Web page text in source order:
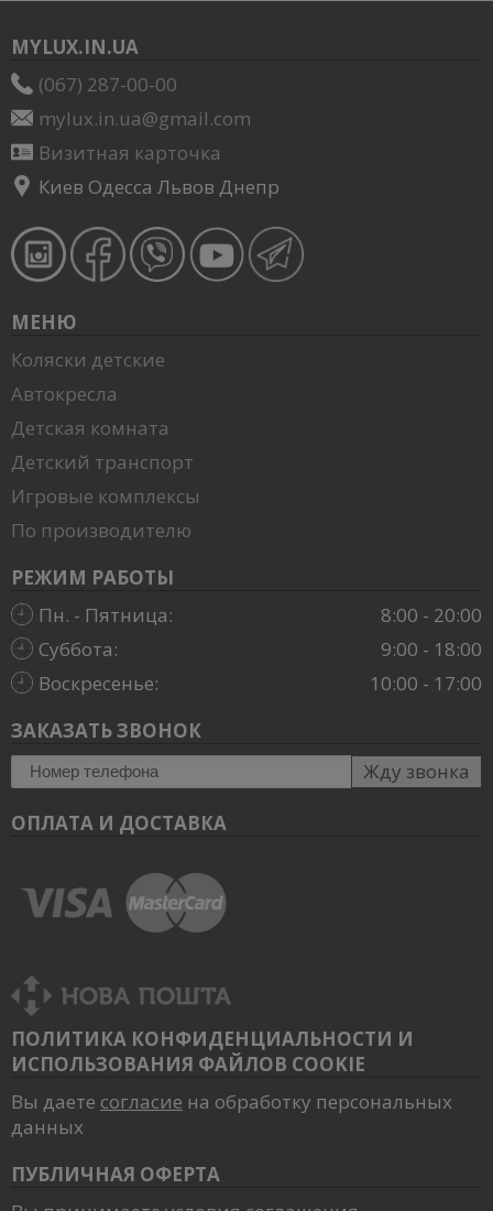
MYLUX.IN.UA
(067) 287-00-00
mylux.in.ua@gmail.com
Визитная карточка
Киев Одесса Львов Днепр
МЕНЮ
Коляски детские
Автокресла
Детская комната
Детский транспорт
Игровые комплексы
По производителю
РЕЖИМ РАБОТЫ
Пн. - Пятница:
8:00 - 20:00
Суббота:
9:00 - 18:00
Воскресенье:
10:00 - 17:00
ЗАКАЗАТЬ ЗВОНОК
Жду звонка
ОПЛАТА И ДОСТАВКА
ПОЛИТИКА КОНФИДЕНЦИАЛЬНОСТИ И
ИСПОЛЬЗОВАНИЯ ФАЙЛОВ COOKIE
Вы даете согласие на обработку персональных
данных
ПУБЛИЧНАЯ ОФЕРТА